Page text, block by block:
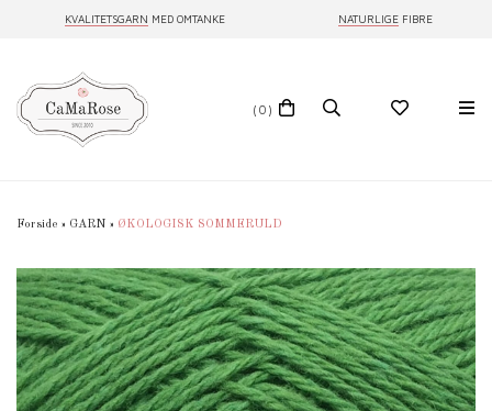
KVALITETSGARN MED OMTANKE NATURLIGE FIBRE
(0)
Forside » GARN » ØKOLOGISK SOMMERULD